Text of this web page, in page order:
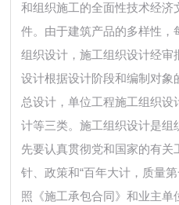
和组织施工的全面性技术经济
件。由于建筑产品的多样性，
组织设计，施工组织设计经审
设计根据设计阶段和编制对象
总设计，单位工程施工组织
计等三类。施工组织设计是组
先要认真贯彻党和国家的有
针、政策和“百年大计，质量
照《施工承包合同》和业主